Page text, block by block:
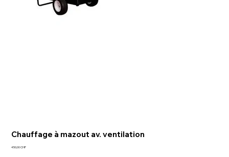
Chauffage à mazout av. ventilation
Prix
450,00 CHF